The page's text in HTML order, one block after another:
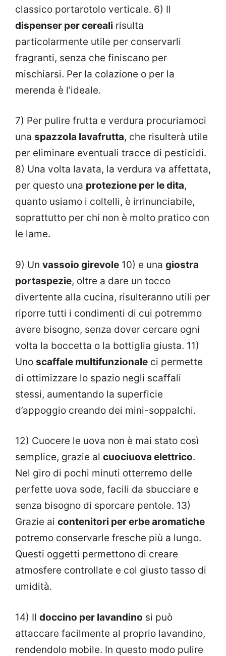
classico portarotolo verticale. 6) Il
dispenser per cereali risulta
particolarmente utile per conservarli
fragranti, senza che finiscano per
mischiarsi. Per la colazione o per la
merenda è l’ideale.
7) Per pulire frutta e verdura procuriamoci
una spazzola lavafrutta, che risulterà utile
per eliminare eventuali tracce di pesticidi.
8) Una volta lavata, la verdura va affettata,
per questo una protezione per le dita,
quanto usiamo i coltelli, è irrinunciabile,
soprattutto per chi non è molto pratico con
le lame.
9) Un vassoio girevole 10) e una giostra
portaspezie, oltre a dare un tocco
divertente alla cucina, risulteranno utili per
riporre tutti i condimenti di cui potremmo
avere bisogno, senza dover cercare ogni
volta la boccetta o la bottiglia giusta. 11)
Uno scaffale multifunzionale ci permette
di ottimizzare lo spazio negli scaffali
stessi, aumentando la superficie
d’appoggio creando dei mini-soppalchi.
12) Cuocere le uova non è mai stato così
semplice, grazie al cuociuova elettrico.
Nel giro di pochi minuti otterremo delle
perfette uova sode, facili da sbucciare e
senza bisogno di sporcare pentole. 13)
Grazie ai contenitori per erbe aromatiche
potremo conservarle fresche più a lungo.
Questi oggetti permettono di creare
atmosfere controllate e col giusto tasso di
umidità.
14) Il doccino per lavandino si può
attaccare facilmente al proprio lavandino,
rendendolo mobile. In questo modo pulire